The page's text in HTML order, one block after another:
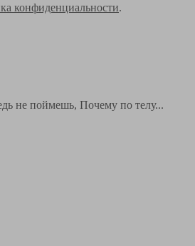
конфиденциальности.
не поймешь, Почему по телу...